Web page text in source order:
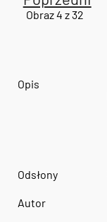
Obraz 4 z 32
Opis
Odsłony
Autor